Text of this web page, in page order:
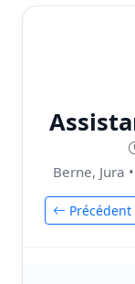
Berne, Jura
Précédent